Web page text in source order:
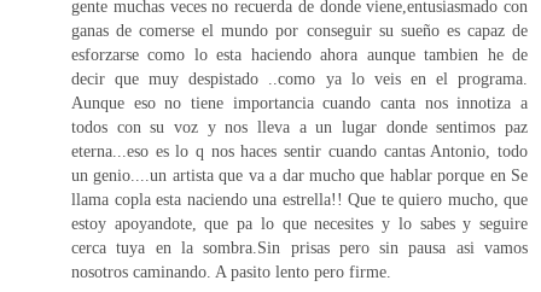
gente muchas veces no recuerda de donde viene,entusiasmado con
ganas de comerse el mundo por conseguir su sueño es capaz de
esforzarse como lo esta haciendo ahora aunque tambien he de
decir que muy despistado ..como ya lo veis en el programa.
Aunque eso no tiene importancia cuando canta nos innotiza a
todos con su voz y nos lleva a un lugar donde sentimos paz
eterna...eso es lo q nos haces sentir cuando cantas Antonio, todo
un genio....un artista que va a dar mucho que hablar porque en Se
llama copla esta naciendo una estrella!! Que te quiero mucho, que
estoy apoyandote, que pa lo que necesites y lo sabes y seguire
cerca tuya en la sombra.Sin prisas pero sin pausa asi vamos
nosotros caminando. A pasito lento pero firme.